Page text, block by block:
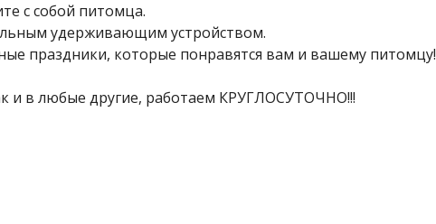
с собой питомца.
удерживающим устройством.
праздники, которые понравятся вам и вашему питомцу!
и в любые другие, работаем КРУГЛОСУТОЧНО!!!